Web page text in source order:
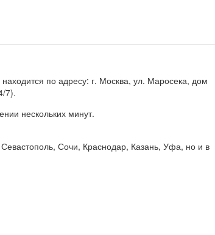
по адресу: г. Москва, ул. Маросека, дом
7).
нескольких минут.
Севастополь, Сочи, Краснодар, Казань, Уфа, но и в